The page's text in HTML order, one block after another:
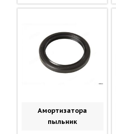
Амортизатора
пыльник